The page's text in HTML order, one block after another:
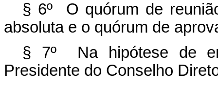
§ 6º O quórum de
absoluta e o quórum de
§ 7º Na hipótese de
Presidente do Conselho